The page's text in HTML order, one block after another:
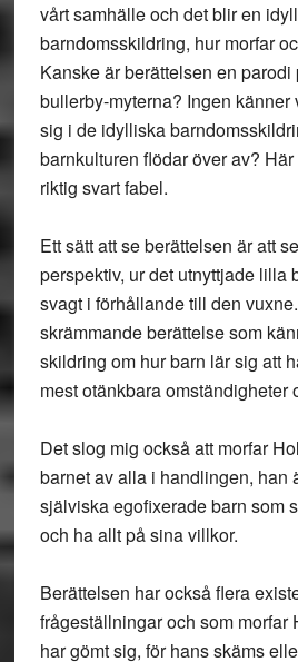
vårt samhälle och det blir en
barndomsskildring, hur morfar
Kanske är berättelsen en parodi
bullerby-myterna? Ingen
sig i de idylliska
barnkulturen flödar över av?
riktig svart fabel.
Ett sätt att se berättelsen är att
perspektiv, ur det utnyttjade lilla
svagt i förhållande till den
skrämmande berättelse som
skildring om hur barn lär sig att
mest otänkbara omständigheter
Det slog mig också att morfar
barnet av alla i handlingen, han
själviska egofixerade barn som
och ha allt på sina villkor.
Berättelsen har också flera
frågeställningar och som morfar
har gömt sig, för hans skäms